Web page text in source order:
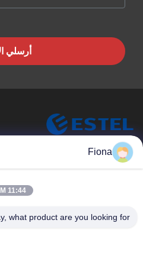
أرسلي
TECHNOLOGY CO., LTD.
المنزل
Fiona
11:44 AM
what product are you looking for?